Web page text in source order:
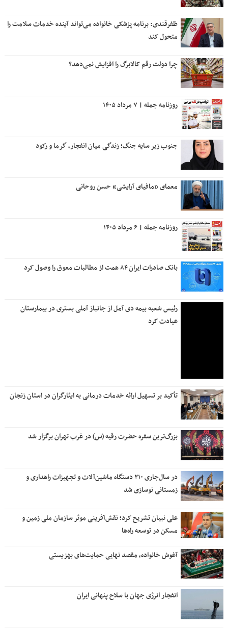
ظفرقندی: برنامه پزشکی خانواده می‌تواند آینده خدمات سلامت را
متحول کند
چرا دولت رقم کالابرگ را افزایش نمی‌دهد؟
روزنامه جمله | ۷ مرداد ۱۴۰۵
جنوب زیر سایه جنگ؛ زندگی میان انفجار، گرما و رکود
معمای «مافیای آرایشی» حسن روحانی
روزنامه جمله | ۶ مرداد ۱۴۰۵
بانک صادرات ایران ۸۴ همت از مطالبات معوق را وصول کرد
رئیس شعبه بیمه دی آمل از جانباز آملی بستری در بیمارستان
عیادت کرد
تأکید بر تسهیل ارائه خدمات درمانی به ایثارگران در استان زنجان
بزرگ‌ترین سفره حضرت رقیه (س) در غرب تهران برگزار شد
در سال‌جاری ۲۱۰ دستگاه ماشین‌آلات و تجهیزات راهداری و
زمستانی نوسازی شد
علی نبیان تشریح کرد؛ نقش‌آفرینی موثر سازمان ملی زمین و
مسکن در توسعه راه‌ها
آغوش خانواده، مقصد نهایی حمایت‌های بهزیستی
انفجار انرژی جهان با سلاح پنهانی ایران